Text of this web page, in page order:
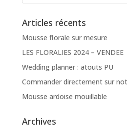
Articles récents
Mousse florale sur mesure
LES FLORALIES 2024 – VENDEE
Wedding planner : atouts PU
Commander directement sur
Mousse ardoise mouillable
Archives